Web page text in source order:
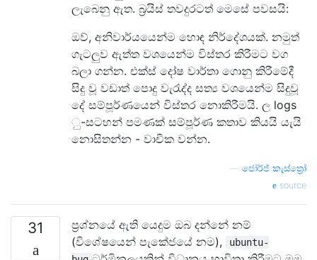
ලැබෙනු ඇත. බ්‍රයිස් තවදුරටත් මෙසේ පවසයි:
ඔව්, අනිවාර්යයෙන්ම හොඳ නිර්දේශයක්. නමුත්
ගැටලුව ඇත්ත වශයෙන්ම විස්තර කිරීමට වග
බලා ගන්න. එක්ස් දෝෂ වාර්තා ගොනු කිරීමේදී
සිදු වූ වඩාත් පොදු වැරැද්ද සත්‍ය වශයෙන්ම සිදුවූ
දේ සම්පූර්ණයෙන් විස්තර නොකිරීමයි. ල logs
ු-සටහන් පමණක් සම්පූර්ණ කතාව කියයි යැයි
නොසිතන්න - වාචික වන්න.
ජෝර්ජ් කැස්ත්‍රෝ
source
31
ප්‍රශ්නයේ ඇති යෙදුම ඔබ දන්නේ නම්
(විශේෂයෙන් පැකේජයේ නම),
ubuntu-